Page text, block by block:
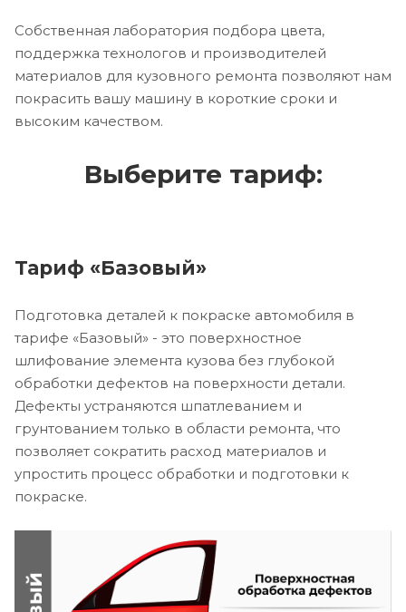
Собственная лаборатория подбора цвета,
поддержка технологов и производителей
материалов для кузовного ремонта позволяют нам
покрасить вашу машину в короткие сроки и
высоким качеством.
Выберите тариф:
Тариф «Базовый»
Подготовка деталей к покраске автомобиля в
тарифе «Базовый» - это поверхностное
шлифование элемента кузова без глубокой
обработки дефектов на поверхности детали.
Дефекты устраняются шпатлеванием и
грунтованием только в области ремонта, что
позволяет сократить расход материалов и
упростить процесс обработки и подготовки к
покраске.